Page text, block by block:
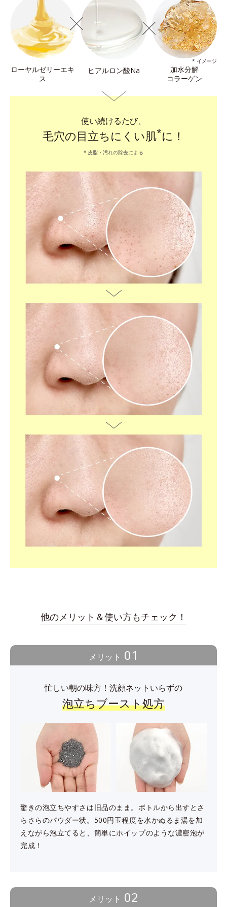
ローヤルゼリーエキ
ス
ヒアルロン酸Na
加水分解
コラーゲン
* イメージ
使い続けるたび、
毛穴の目立ちにくい肌*に！
皮脂・汚れの除去による
他のメリット＆使い方もチェック！
メリット 01
忙しい朝の味方！洗顔ネットいらずの
泡立ちブースト処方
驚きの泡立ちやすさは旧品のまま。ボトルから出すとさ
らさらのパウダー状。500円玉程度を水かぬるま湯を加
えながら泡立てると、簡単にホイップのような濃密泡が
完成！
メリット 02